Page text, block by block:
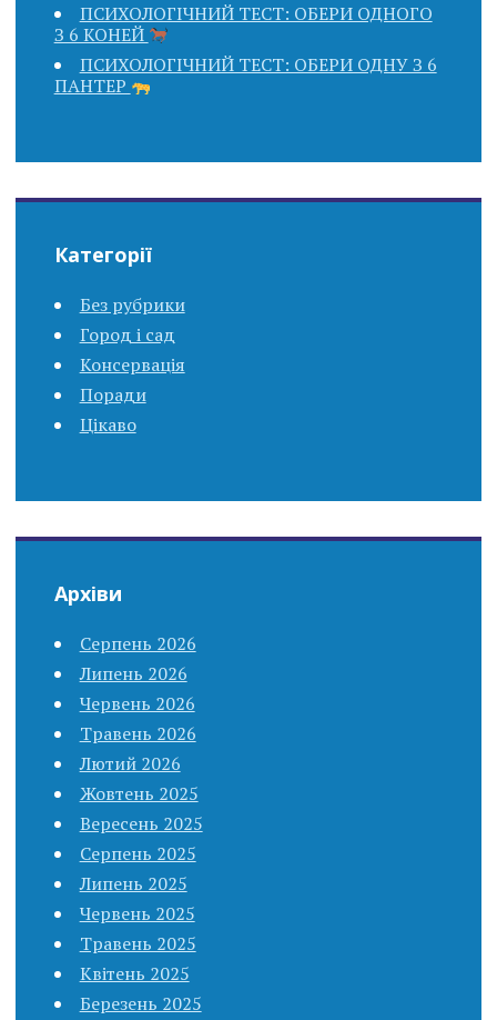
ПСИХОЛОГІЧНИЙ ТЕСТ: ОБЕРИ ОДНОГО
З 6 КОНЕЙ
ПСИХОЛОГІЧНИЙ ТЕСТ: ОБЕРИ ОДНУ З 6
ПАНТЕР
Категорії
Без рубрики
Город і сад
Консервація
Поради
Цікаво
Архіви
Серпень 2026
Липень 2026
Червень 2026
Травень 2026
Лютий 2026
Жовтень 2025
Вересень 2025
Серпень 2025
Липень 2025
Червень 2025
Травень 2025
Квітень 2025
Березень 2025